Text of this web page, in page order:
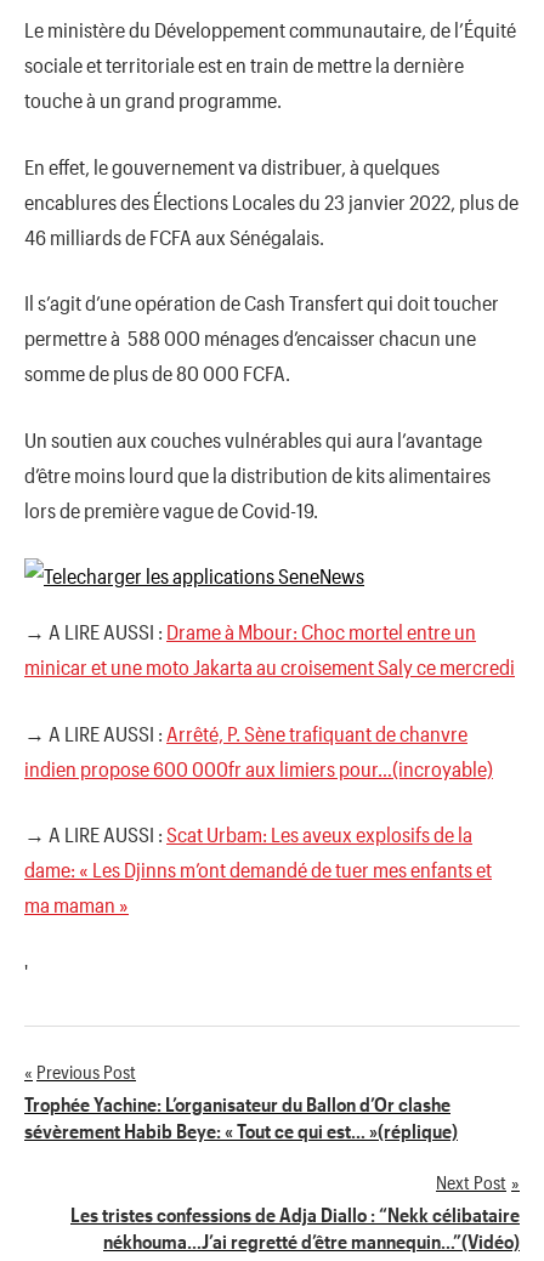
Le ministère du Développement communautaire, de l’Équité
sociale et territoriale est en train de mettre la dernière
touche à un grand programme.
En effet, le gouvernement va distribuer, à quelques
encablures des Élections Locales du 23 janvier 2022, plus de
46 milliards de FCFA aux Sénégalais.
Il s’agit d’une opération de Cash Transfert qui doit toucher
permettre à 588 000 ménages d’encaisser chacun une
somme de plus de 80 000 FCFA.
Un soutien aux couches vulnérables qui aura l’avantage
d’être moins lourd que la distribution de kits alimentaires
lors de première vague de Covid-19.
→ A LIRE AUSSI : Drame à Mbour: Choc mortel entre un
minicar et une moto Jakarta au croisement Saly ce mercredi
→ A LIRE AUSSI : Arrêté, P. Sène trafiquant de chanvre
indien propose 600 000fr aux limiers pour…(incroyable)
→ A LIRE AUSSI : Scat Urbam: Les aveux explosifs de la
dame: « Les Djinns m’ont demandé de tuer mes enfants et
ma maman »
'
Navigation
de
Previous Post
Trophée Yachine: L’organisateur du Ballon d’Or clashe
sévèrement Habib Beye: « Tout ce qui est… »(réplique)
Next Post
Les tristes confessions de Adja Diallo : “Nekk célibataire
nékhouma…J’ai regretté d’être mannequin…”(Vidéo)